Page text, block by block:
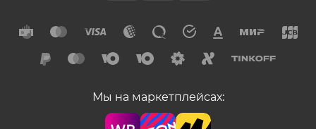
Мы на маркетплейсах: